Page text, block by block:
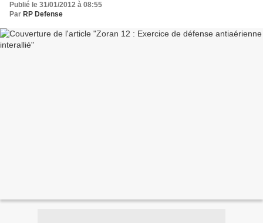
Publié le 31/01/2012 à 08:55
Par RP Defense